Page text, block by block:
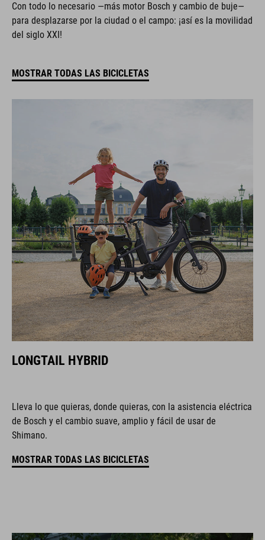
Con todo lo necesario —más motor Bosch y cambio de buje—
para desplazarse por la ciudad o el campo: ¡así es la movilidad
del siglo XXI!
MOSTRAR TODAS LAS BICICLETAS
LONGTAIL HYBRID
Lleva lo que quieras, donde quieras, con la asistencia eléctrica
de Bosch y el cambio suave, amplio y fácil de usar de
Shimano.
MOSTRAR TODAS LAS BICICLETAS